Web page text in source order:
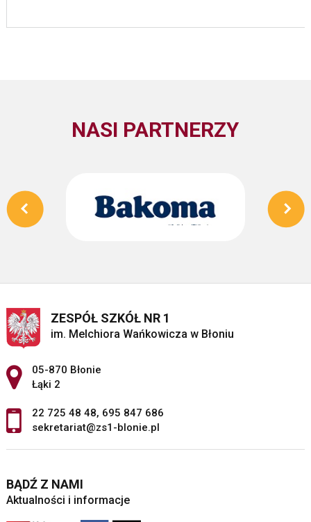
NASI PARTNERZY
ZESPÓŁ SZKÓŁ NR 1
im. Melchiora Wańkowicza w Błoniu
Adres pocztowy:
05-870 Błonie
Łąki 2
22 725 48 48, 695 847 686
sekretariat@zs1-blonie.pl
BĄDŹ Z NAMI
Aktualności i informacje